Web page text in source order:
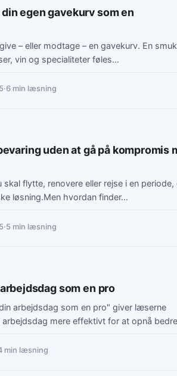
egen gavekurv som en
– eller modtage – en gavekurv. En
vin og specialiteter føles…
·6 min læsning
uden at gå på kompromis
flytte, renovere eller rejse i en periode,
løsning.Men hvordan finder…
·5 min læsning
som en pro
arbejdsdag som en pro" giver læserne
mere effektivt for at opnå bedre
energiniveau, hvilket kan reducere
min læsning